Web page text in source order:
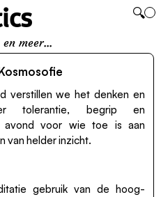
🔍
meer...
verstillen we het denken en
tolerantie, begrip en
avond voor wie toe is aan
van helder inzicht.
gebruik van de hoog-